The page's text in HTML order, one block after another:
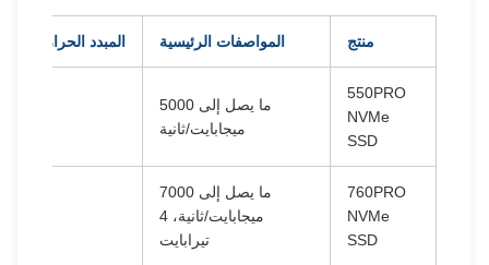
المواصفات الرئيسية المبدد الحراري/الموزع
550PRO
NVMe
ما يصل إلى 5000
ميجابايت/ثانية
760PRO
NVMe
ما يصل إلى 7000
ميجابايت/ثانية، 4
تيرابايت